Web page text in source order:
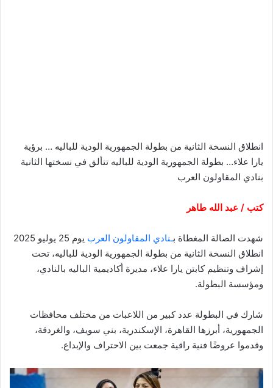
انطلاق النسخة الثانية من بطولة الجمهورية الودية للباليه … برؤية
يارا علاء… بطولة الجمهورية الودية للباليه تتألق في نسختها الثانية
بنادي المقاولون العرب
كتب / عبد الله طاهر
شهدت الصالة المغطاة بـنادي المقاولون العرب
يوم 25 يوليو 2025
انطلاق النسخة الثانية من بطولة الجمهورية الودية للباليه، تحت
إشراف وتنظيم كابتن يارا علاء، مديرة أكاديمية الباليه بالنادي،
ومؤسسة البطولة.
شارك في البطولة عدد كبير من اللاعبات من مختلف محافظات
الجمهورية، أبرزها القاهرة، الإسكندرية، بني سويف، والغردقة،
وقدموا عروضًا فنية راقية جمعت بين الاحتراف والإبداع.